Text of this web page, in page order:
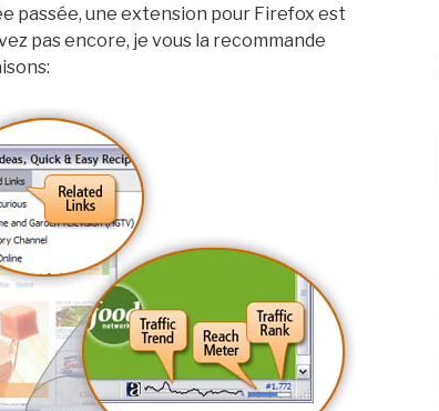
passée, une extension pour Firefox est
pas encore, je vous la recommande